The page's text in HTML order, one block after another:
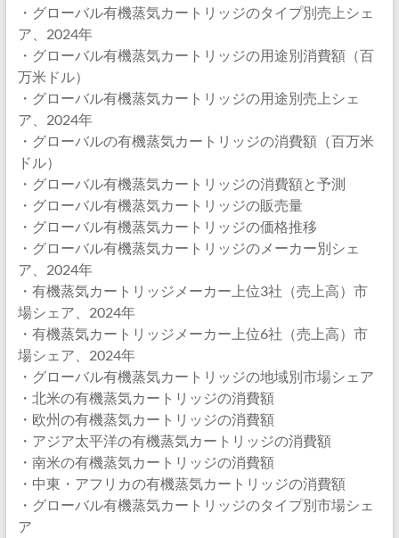
・グローバル有機蒸気カートリッジのタイプ別売上シェ
ア、2024年
・グローバル有機蒸気カートリッジの用途別消費額（百
万米ドル）
・グローバル有機蒸気カートリッジの用途別売上シェ
ア、2024年
・グローバルの有機蒸気カートリッジの消費額（百万米
ドル）
・グローバル有機蒸気カートリッジの消費額と予測
・グローバル有機蒸気カートリッジの販売量
・グローバル有機蒸気カートリッジの価格推移
・グローバル有機蒸気カートリッジのメーカー別シェ
ア、2024年
・有機蒸気カートリッジメーカー上位3社（売上高）市
場シェア、2024年
・有機蒸気カートリッジメーカー上位6社（売上高）市
場シェア、2024年
・グローバル有機蒸気カートリッジの地域別市場シェア
・北米の有機蒸気カートリッジの消費額
・欧州の有機蒸気カートリッジの消費額
・アジア太平洋の有機蒸気カートリッジの消費額
・南米の有機蒸気カートリッジの消費額
・中東・アフリカの有機蒸気カートリッジの消費額
・グローバル有機蒸気カートリッジのタイプ別市場シェ
ア